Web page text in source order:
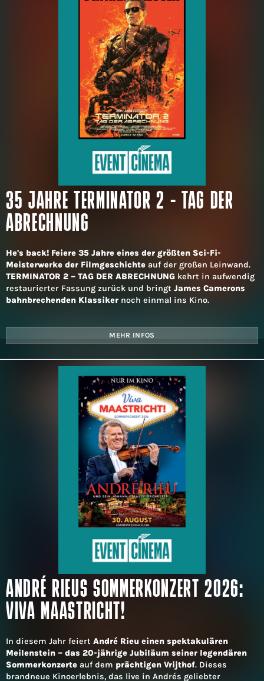
35 JAHRE TERMINATOR 2 - TAG DER
ABRECHNUNG
He's back! Feiere 35 Jahre eines der größten Sci-Fi-
Meisterwerke der Filmgeschichte auf der großen Leinwand.
TERMINATOR 2 – TAG DER ABRECHNUNG kehrt in aufwendig
restaurierter Fassung zurück und bringt James Camerons
bahnbrechenden Klassiker noch einmal ins Kino.
MEHR INFOS
ANDRÉ RIEUS SOMMERKONZERT 2026:
VIVA MAASTRICHT!
In diesem Jahr feiert André Rieu einen spektakulären
Meilenstein – das 20-jährige Jubiläum seiner legendären
Sommerkonzerte auf dem prächtigen Vrijthof. Dieses
brandneue Kinoerlebnis, das live in Andrés geliebter